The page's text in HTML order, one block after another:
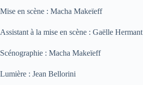
Mise en scène : Macha Makeïeff
Assistant à la mise en scène : Gaëlle Hermant
Scénographie : Macha Makeïeff
Lumière : Jean Bellorini